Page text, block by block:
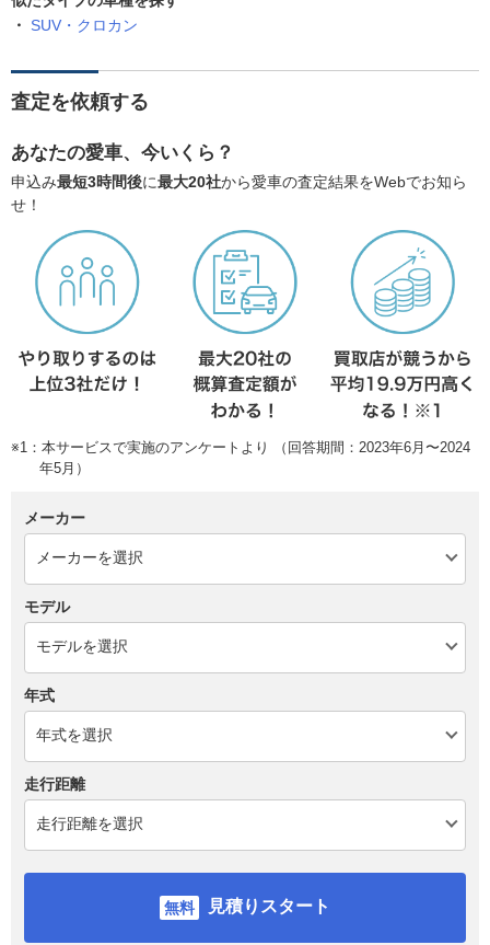
SUV・クロカン
査定を依頼する
あなたの愛車、今いくら？
申込み最短3時間後に最大20社から愛車の査定結果をWebでお知ら
せ！
※1：本サービスで実施のアンケートより （回答期間：2023年6月〜2024
年5月）
メーカー
モデル
年式
走行距離
見積りスタート